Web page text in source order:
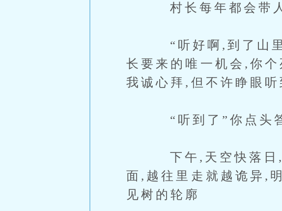
村长每年都会带人
“听好啊,到了山里
长要来的唯一机会,你
我诚心拜,但不许睁眼
“听到了”你点头
下午,天空快落日,村
面,越往里走就越诡异,
见树的轮廓